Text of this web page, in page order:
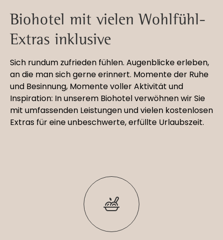
Biohotel mit vielen Wohlfühl-
Extras inklusive
Sich rundum zufrieden fühlen. Augenblicke erleben,
an die man sich gerne erinnert. Momente der Ruhe
und Besinnung, Momente voller Aktivität und
Inspiration: In unserem Biohotel verwöhnen wir Sie
mit umfassenden Leistungen und vielen kostenlosen
Extras für eine unbeschwerte, erfüllte Urlaubszeit.